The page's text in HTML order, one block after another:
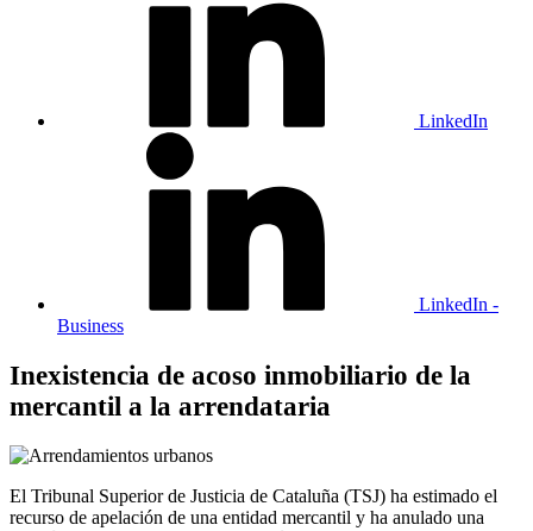
LinkedIn
LinkedIn -
Business
Inexistencia de acoso inmobiliario de la
mercantil a la arrendataria
El Tribunal Superior de Justicia de Cataluña (TSJ) ha estimado el
recurso de apelación de una entidad mercantil y ha anulado una